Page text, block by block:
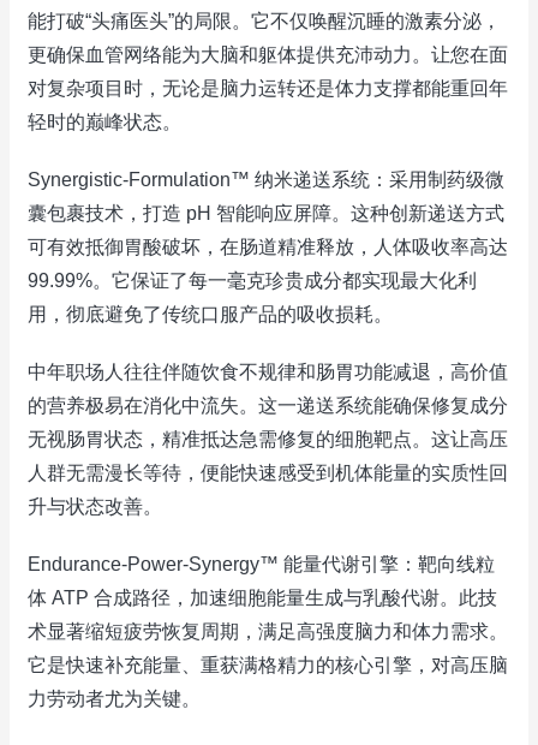
能打破“头痛医头”的局限。它不仅唤醒沉睡的激素分泌，
更确保血管网络能为大脑和躯体提供充沛动力。让您在面
对复杂项目时，无论是脑力运转还是体力支撑都能重回年
轻时的巅峰状态。
Synergistic-Formulation™ 纳米递送系统：采用制药级微
囊包裹技术，打造 pH 智能响应屏障。这种创新递送方式
可有效抵御胃酸破坏，在肠道精准释放，人体吸收率高达
99.99%。它保证了每一毫克珍贵成分都实现最大化利
用，彻底避免了传统口服产品的吸收损耗。
中年职场人往往伴随饮食不规律和肠胃功能减退，高价值
的营养极易在消化中流失。这一递送系统能确保修复成分
无视肠胃状态，精准抵达急需修复的细胞靶点。这让高压
人群无需漫长等待，便能快速感受到机体能量的实质性回
升与状态改善。
Endurance-Power-Synergy™ 能量代谢引擎：靶向线粒
体 ATP 合成路径，加速细胞能量生成与乳酸代谢。此技
术显著缩短疲劳恢复周期，满足高强度脑力和体力需求。
它是快速补充能量、重获满格精力的核心引擎，对高压脑
力劳动者尤为关键。